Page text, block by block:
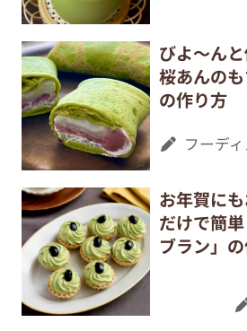
びよ〜ん
桜あんのも
の作り方
フーデ
お年賀に
だけで簡
ブラン」